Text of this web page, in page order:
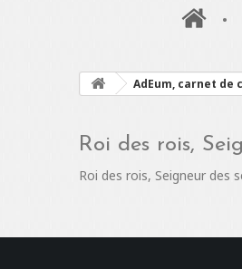
•
AdEum, carnet de
Roi des rois,
Roi des rois, Seigneur des